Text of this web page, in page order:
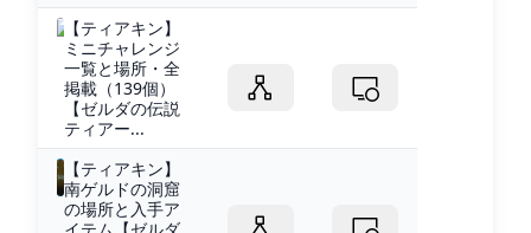
【ティアキン】
ミニチャレンジ
一覧と場所・全
掲載（139個）
【ゼルダの伝説
ティアー...
【ティアキン】︎
南ゲルドの洞窟
の場所と入手ア